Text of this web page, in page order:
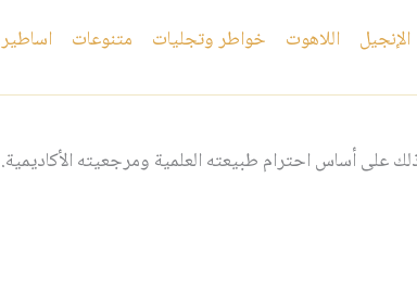
الإنجيل اللاهوت خواطر وتجليات متنوعات اساطير
على أساس احترام طبيعته العلمية ومرجعيته الأكاديمية.